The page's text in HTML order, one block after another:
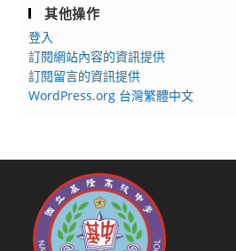
其他操作
登入
訂閱網站內容的資訊提供
訂閱留言的資訊提供
WordPress.org 台灣繁體中文